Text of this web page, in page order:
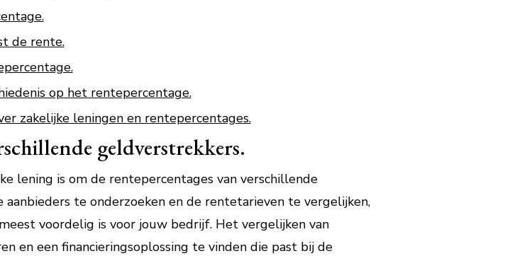
de rente.
op het rentepercentage.
zakelijke leningen en rentepercentages.
geldverstrekkers.
lening is om de rentepercentages van verschillende
te onderzoeken en de rentetarieven te vergelijken,
voordelig is voor jouw bedrijf. Het vergelijken van
en een financieringsoplossing te vinden die past bij de